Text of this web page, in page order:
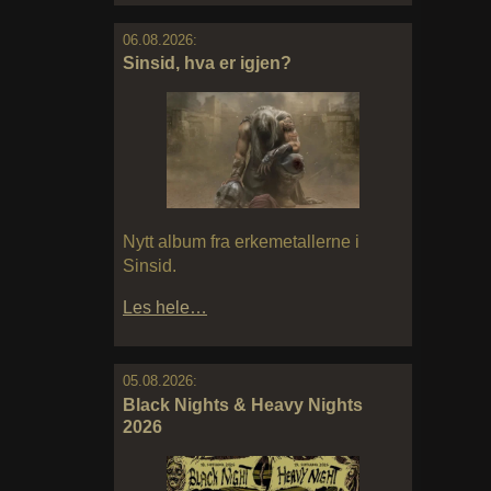
06.08.2026:
Sinsid, hva er igjen?
Nytt album fra erkemetallerne i
Sinsid.
Les hele…
05.08.2026:
Black Nights & Heavy Nights
2026